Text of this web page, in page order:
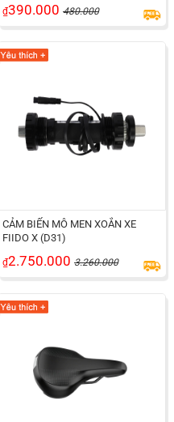
₫390.000 480.000
CẢM BIẾN MÔ MEN XOẮN XE
FIIDO X (D31)
₫2.750.000 3.260.000